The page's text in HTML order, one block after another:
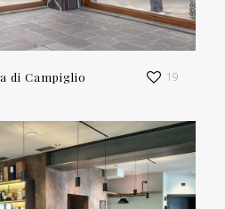
di Campiglio 19